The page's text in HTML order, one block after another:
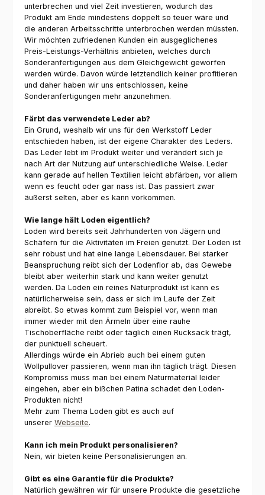
unterbrechen und viel Zeit investieren, wodurch das
Produkt am Ende mindestens doppelt so teuer wäre und
die anderen Arbeitsschritte unterbrochen werden müssten.
Wir möchten zufriedenen Kunden ein ausgeglichenes
Preis-Leistungs-Verhältnis anbieten, welches durch
Sonderanfertigungen aus dem Gleichgewicht geworfen
werden würde. Davon würde letztendlich keiner profitieren
und daher haben wir uns entschlossen, keine
Sonderanfertigungen mehr anzunehmen.
Färbt das verwendete Leder ab?
Ein Grund, weshalb wir uns für den Werkstoff Leder
entschieden haben, ist der eigene Charakter des Leders.
Das Leder lebt im Produkt weiter und verändert sich je
nach Art der Nutzung auf unterschiedliche Weise. Leder
kann gerade auf hellen Textilien leicht abfärben, vor allem
wenn es feucht oder gar nass ist. Das passiert zwar
äußerst selten, aber es kann vorkommen.
Wie lange hält Loden eigentlich?
Loden wird bereits seit Jahrhunderten von Jägern und
Schäfern für die Aktivitäten im Freien genutzt. Der Loden ist
sehr robust und hat eine lange Lebensdauer. Bei starker
Beanspruchung reibt sich der Lodenflor ab, das Gewebe
bleibt aber weiterhin stark und kann weiter genutzt
werden. Da Loden ein reines Naturprodukt ist kann es
natürlicherweise sein, dass er sich im Laufe der Zeit
abreibt. So etwas kommt zum Beispiel vor, wenn man
immer wieder mit den Ärmeln über eine rauhe
Tischoberfläche reibt oder täglich einen Rucksack trägt,
der punktuell scheuert.
Allerdings würde ein Abrieb auch bei einem guten
Wollpullover passieren, wenn man ihn täglich trägt. Diesen
Kompromiss muss man bei einem Naturmaterial leider
eingehen, aber ein bißchen Patina schadet den Loden-
Produkten nicht!
Mehr zum Thema Loden gibt es auch auf
unserer Webseite.
Kann ich mein Produkt personalisieren?
Nein, wir bieten keine Personalisierungen an.
Gibt es eine Garantie für die Produkte?
Natürlich gewähren wir für unsere Produkte die gesetzliche